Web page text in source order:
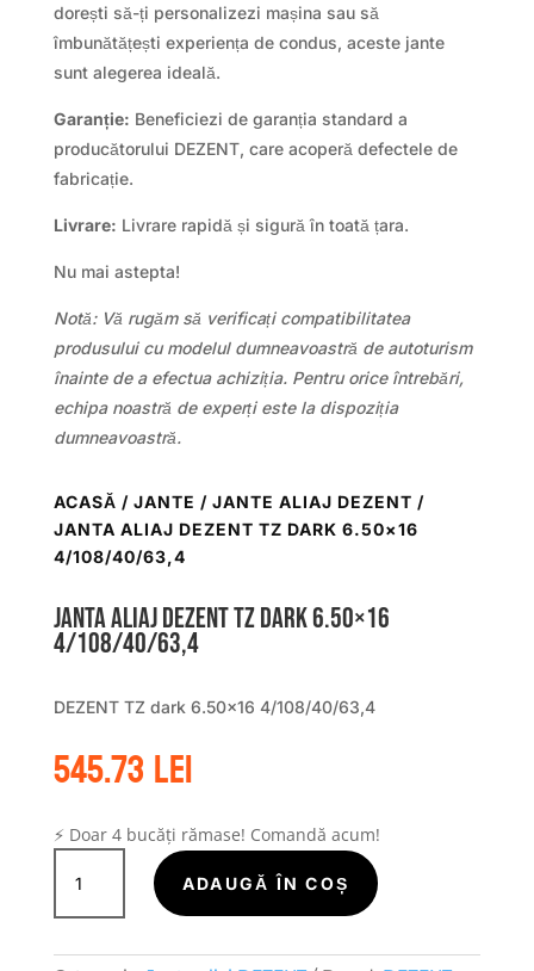
dorești să-ți personalizezi mașina sau să
îmbunătățești experiența de condus, aceste jante
sunt alegerea ideală.
Garanție: Beneficiezi de garanția standard a
producătorului DEZENT, care acoperă defectele de
fabricație.
Livrare: Livrare rapidă și sigură în toată țara.
Nu mai astepta!
Notă: Vă rugăm să verificați compatibilitatea
produsului cu modelul dumneavoastră de autoturism
înainte de a efectua achiziția. Pentru orice întrebări,
echipa noastră de experți este la dispoziția
dumneavoastră.
ACASĂ / JANTE / JANTE ALIAJ DEZENT /
JANTA ALIAJ DEZENT TZ DARK 6.50×16
4/108/40/63,4
Janta aliaj DEZENT TZ dark 6.50×16
4/108/40/63,4
DEZENT TZ dark 6.50×16 4/108/40/63,4
545.73lei
⚡ Doar 4 bucăți rămase! Comandă acum!
Cantitate
Janta
aliaj
ADAUGĂ ÎN COȘ